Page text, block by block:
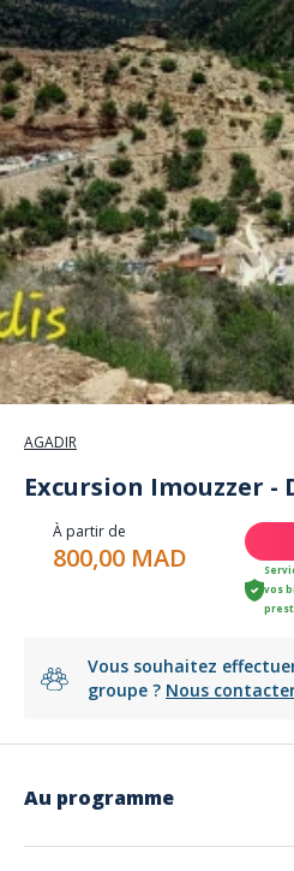
Panneau de gestion des cookies
AGADIR
Excursion Imouzzer -
À partir de
800,00 MAD
vos
Vous souhaitez
groupe ? Nous
Au programme